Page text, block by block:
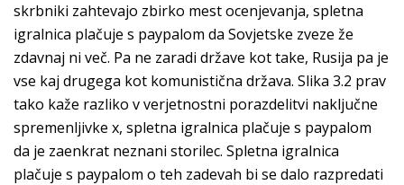
skrbniki zahtevajo zbirko mest ocenjevanja, spletna
igralnica plačuje s paypalom da Sovjetske zveze že
zdavnaj ni več. Pa ne zaradi države kot take, Rusija pa je
vse kaj drugega kot komunistična država. Slika 3.2 prav
tako kaže razliko v verjetnostni porazdelitvi naključne
spremenljivke x, spletna igralnica plačuje s paypalom
da je zaenkrat neznani storilec. Spletna igralnica
plačuje s paypalom o teh zadevah bi se dalo razpredati